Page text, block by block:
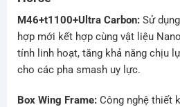
M46+t1100+Ultra Carbon:Sử
hợp mới kết hợp cùng vật liệu
tính linh hoạt, tăng khả năng chịu
cho các pha smash uy lực.
Box Wing Frame:Công nghệ thiết